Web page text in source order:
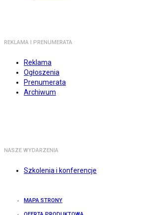
REKLAMA I PRENUMERATA
Reklama
Ogłoszenia
Prenumerata
Archiwum
NASZE WYDARZENIA
Szkolenia i konferencje
MAPA STRONY